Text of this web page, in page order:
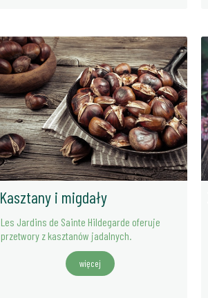
Kasztany i migdały
Les Jardins de Sainte Hildegarde oferuje
przetwory z kasztanów jadalnych.
więcej